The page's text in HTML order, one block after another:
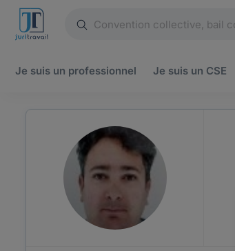
Je suis un professionnel Je suis un CSE